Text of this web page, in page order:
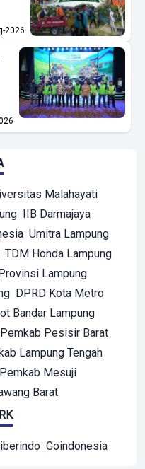
2026
Malahayati
IIB Darmajaya
Umitra Lampung
TDM Honda Lampung
Lampung
DPRD Kota Metro
Bandar Lampung
Pemkab Pesisir Barat
Lampung Tengah
Pemkab Mesuji
Barat
Goindonesia